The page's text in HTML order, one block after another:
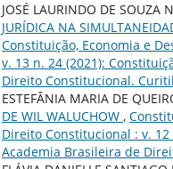
JOSÉ LAURINDO DE SOUZA
JURÍDICA NA
Constituição, Economia e
v. 13 n. 24 (2021):
Direito Constitucional.
ESTEFÂNIA MARIA DE
DE WIL WALUCHOW ,
Direito Constitucional : v.
Academia Brasileira de